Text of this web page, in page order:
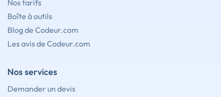
Nos tarifs
Boîte à outils
Blog de Codeur.com
Les avis de Codeur.com
Nos services
Demander un devis